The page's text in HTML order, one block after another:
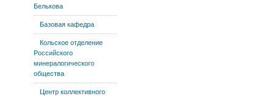
Белькова
Базовая кафедра
Кольское отделение
Российского
минералогического
общества
Центр коллективного